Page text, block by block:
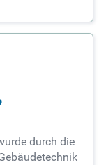
durch die